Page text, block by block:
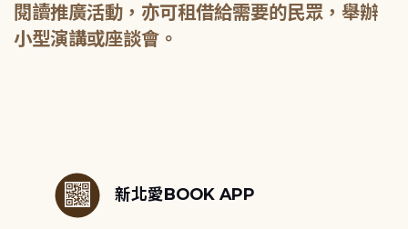
閱讀推廣活動，亦可租借給需要的民眾，舉辦
小型演講或座談會。
新北愛BOOK APP